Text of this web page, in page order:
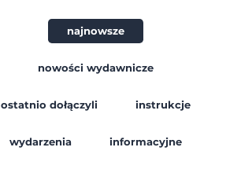
najnowsze
nowości wydawnicze
ostatnio dołączyli instrukcje
wydarzenia informacyjne